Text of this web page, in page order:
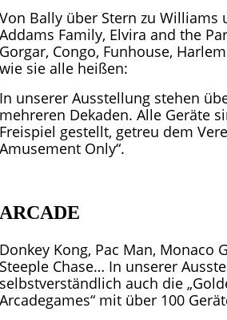
Von Bally über Stern zu Williams
Addams Family, Elvira and the
Gorgar, Congo, Funhouse,
wie sie alle heißen:
In unserer Ausstellung stehen
mehreren Dekaden. Alle Geräte
Freispiel gestellt, getreu dem
Amusement Only“.
ARCADE
Donkey Kong, Pac Man, Monaco
Steeple Chase… In unserer
selbstverständlich auch die
Arcadegames“ mit über 100